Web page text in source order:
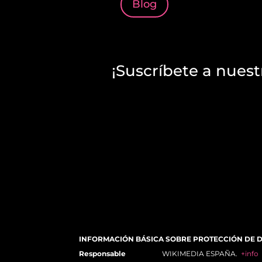
Blog
¡Suscríbete a
INFORMACIÓN BÁSICA SOBRE PROTECCIÓN DE
Responsable
WIKIMEDIA ESPAÑA. +info